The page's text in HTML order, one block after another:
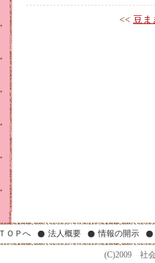
<< 豆
情報の開示
法人概要
ＯＰへ
(C)2009 社